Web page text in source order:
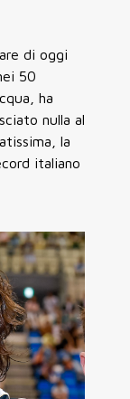
di oggi
50
ha
nulla al
la
italiano